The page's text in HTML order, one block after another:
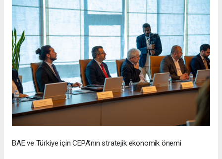
BAE ve Türkiye için CEPA’nın stratejik ekonomik önemi